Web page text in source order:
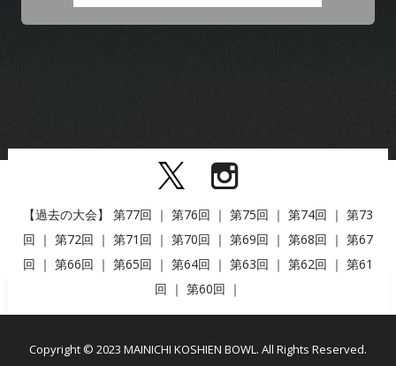
【過去の大会】 第77回 ｜ 第76回 ｜ 第75回 ｜ 第74回 ｜ 第73
回 ｜ 第72回 ｜ 第71回 ｜ 第70回 ｜ 第69回 ｜ 第68回 ｜ 第67
回 ｜ 第66回 ｜ 第65回 ｜ 第64回 ｜ 第63回 ｜ 第62回 ｜ 第61
回 ｜ 第60回 ｜
Copyright © 2023 MAINICHI KOSHIEN BOWL. All Rights Reserved.